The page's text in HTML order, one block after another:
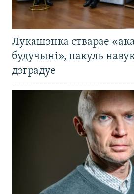
Лукашэнка стварае
будучыні», пакуль
дэградуе